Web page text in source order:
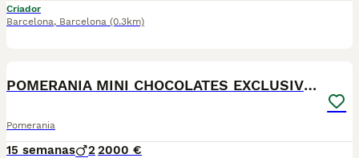
Criador
Barcelona, Barcelona (0.3km)
POMERANIA MINI CHOCOLATES EXCLUSIVOS
Pomerania
15 semanas 22000 €